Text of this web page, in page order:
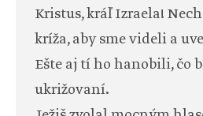
Kristus, kráľ Izraela!
kríža, aby sme videli a
Ešte aj tí ho hanobili, čo
ukrižovaní.